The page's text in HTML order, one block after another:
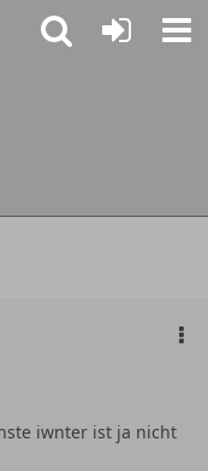
iwnter ist ja nicht